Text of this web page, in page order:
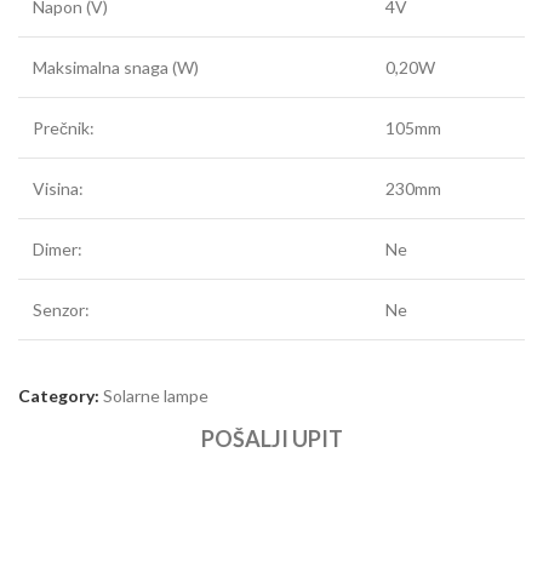
Napon (V) 4V
Maksimalna snaga (W) 0,20W
Prečnik: 105mm
Visina: 230mm
Dimer: Ne
Senzor: Ne
Category: Solarne lampe
POŠALJI UPIT